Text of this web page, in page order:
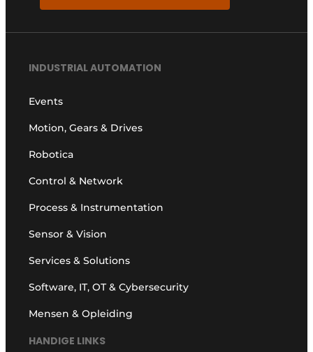
INDUSTRIAL AUTOMATION
Events
Motion, Gears & Drives
Robotica
Control & Network
Process & Instrumentation
Sensor & Vision
Services & Solutions
Software, IT, OT & Cybersecurity
Mensen & Opleiding
HANDIGE LINKS